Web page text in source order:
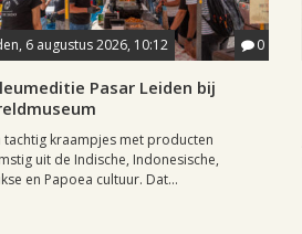
6 augustus 2026, 10:12 0
Pasar Leiden bij
tachtig kraampjes met producten
uit de Indische, Indonesische,
en Papoea cultuur. Dat...